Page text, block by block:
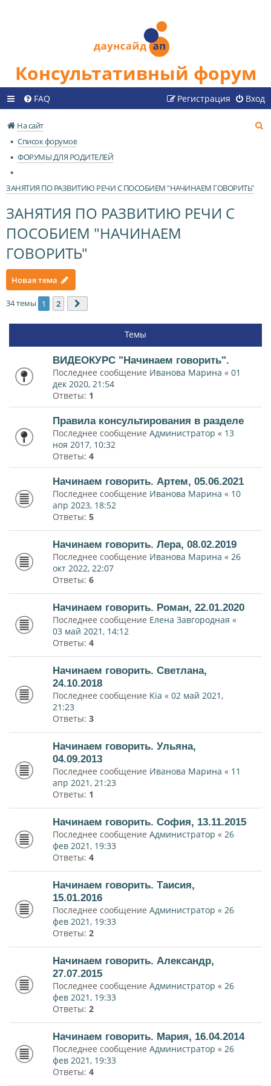
Консультативный форум
FAQ Вход
Регистрация
На сайт
Список форумов
ФОРУМЫ ДЛЯ РОДИТЕЛЕЙ
ЗАНЯТИЯ ПО РАЗВИТИЮ РЕЧИ С ПОСОБИЕМ "НАЧИНАЕМ ГОВОРИТЬ"
ЗАНЯТИЯ ПО РАЗВИТИЮ РЕЧИ С
ПОСОБИЕМ "НАЧИНАЕМ
ГОВОРИТЬ"
Новая тема
34 темы 1 2
Темы
ВИДЕОКУРС "Начинаем говорить".
Последнее сообщение Иванова Марина « 01
дек 2020, 21:54
Ответы: 1
Правила консультирования в разделе
Последнее сообщение Администратор « 13
ноя 2017, 10:32
Ответы: 4
Начинаем говорить. Артем, 05.06.2021
Последнее сообщение Иванова Марина « 10
апр 2023, 18:52
Ответы: 5
Начинаем говорить. Лера, 08.02.2019
Последнее сообщение Иванова Марина « 26
окт 2022, 22:07
Ответы: 6
Начинаем говорить. Роман, 22.01.2020
Последнее сообщение Елена Завгородная «
03 май 2021, 14:12
Ответы: 4
Начинаем говорить. Светлана,
24.10.2018
Последнее сообщение Kia « 02 май 2021,
21:23
Ответы: 3
Начинаем говорить. Ульяна,
04.09.2013
Последнее сообщение Иванова Марина « 11
апр 2021, 21:23
Ответы: 1
Начинаем говорить. София, 13.11.2015
Последнее сообщение Администратор « 26
фев 2021, 19:33
Ответы: 4
Начинаем говорить. Таисия,
15.01.2016
Последнее сообщение Администратор « 26
фев 2021, 19:33
Ответы: 2
Начинаем говорить. Александр,
27.07.2015
Последнее сообщение Администратор « 26
фев 2021, 19:33
Ответы: 2
Начинаем говорить. Мария, 16.04.2014
Последнее сообщение Администратор « 26
фев 2021, 19:33
Ответы: 4